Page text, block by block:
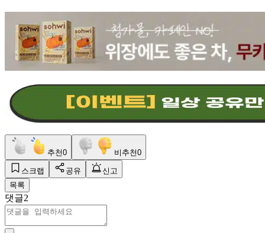
추천0 비추천0
스크랩 공유
신고
목록
댓글2